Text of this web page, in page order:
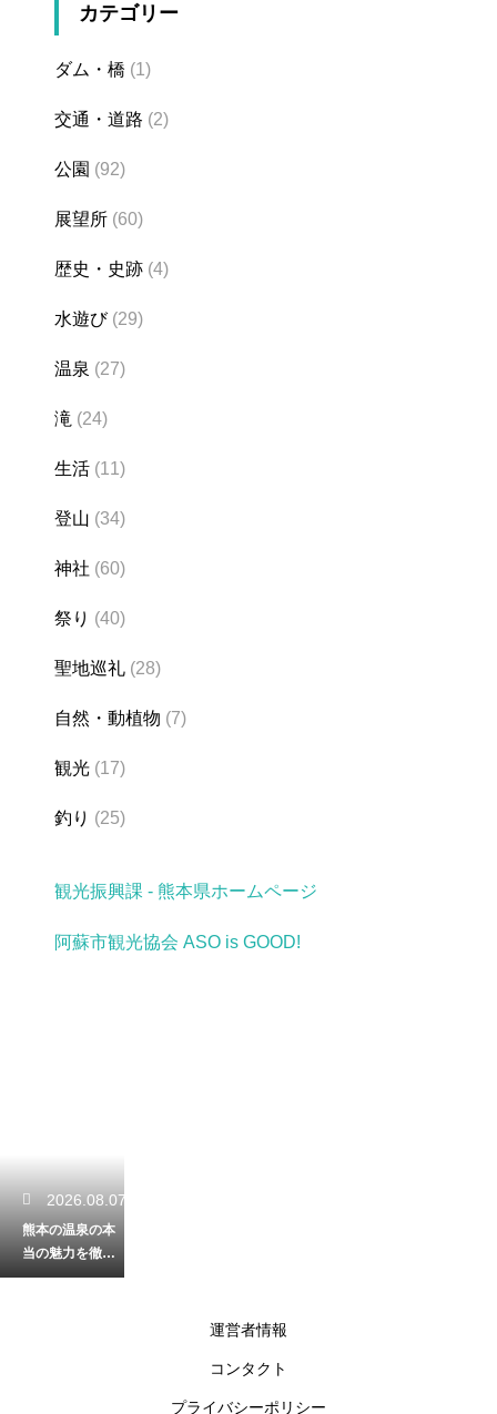
カテゴリー
ダム・橋 (1)
交通・道路 (2)
公園 (92)
展望所 (60)
歴史・史跡 (4)
水遊び(29)
温泉 (27)
滝 (24)
生活 (11)
登山 (34)
神社 (60)
祭り (40)
聖地巡礼 (28)
自然・動植物 (7)
観光 (17)
釣り (25)
観光振興課 - 熊本県ホームページ
阿蘇市観光協会 ASO is GOOD!
2026.08.07
熊本の温泉の本
当の魅力を徹底
解剖！源泉の加
運営者情報
コンタクト
プライバシーポリシー